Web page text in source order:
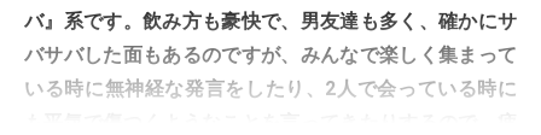
バ』系です。飲み方も豪快で、男友達も多く、確かにサ
バサバした面もあるのですが、みんなで楽しく集まって
いる時に無神経な発言をしたり、2人で会っている時に